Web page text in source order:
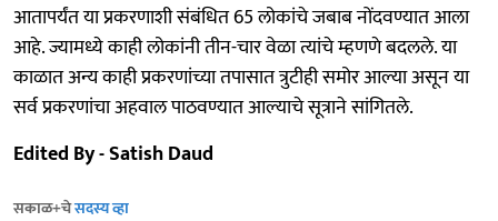
आतापर्यंत या प्रकरणाशी संबंधित 65 लोकांचे जबाब नोंदवण्यात आला
आहे. ज्यामध्ये काही लोकांनी तीन-चार वेळा त्यांचे म्हणणे बदलले. या
काळात अन्य काही प्रकरणांच्या तपासात त्रुटीही समोर आल्या असून या
सर्व प्रकरणांचा अहवाल पाठवण्यात आल्याचे सूत्राने सांगितले.
Edited By - Satish Daud
सकाळ+चेसदस्य व्हा